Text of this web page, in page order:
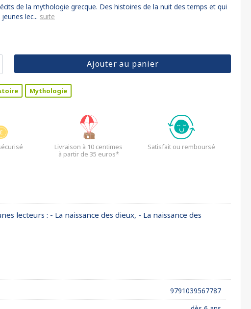
de la mythologie grecque. Des histoires de la nuit des temps et qui
lec... suite
Ajouter au panier
Mythologie
Livraison à 10 centimes
à partir de 35 euros*
Satisfait ou remboursé
lecteurs : - La naissance des dieux, - La naissance des
9791039567787